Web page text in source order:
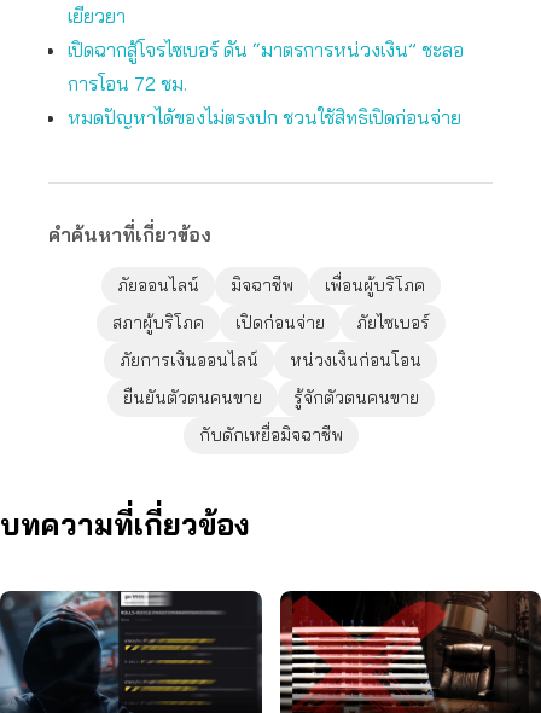
เยียวยา
เปิดฉากสู้โจรไซเบอร์ ดัน “มาตรการหน่วงเงิน” ชะลอ
การโอน 72 ชม.
หมดปัญหาได้ของไม่ตรงปก ชวนใช้สิทธิเปิดก่อนจ่าย
คำค้นหาที่เกี่ยวข้อง
ภัยออนไลน์ มิจฉาชีพ
เพื่อนผู้บริโภค
สภาผู้บริโภค
เปิดก่อนจ่าย
ภัยไซเบอร์
ภัยการเงินออนไลน์
หน่วงเงินก่อนโอน
ยืนยันตัวตนคนขาย
รู้จักตัวตนคนขาย
กับดักเหยื่อมิจฉาชีพ
บทความที่เกี่ยวข้อง